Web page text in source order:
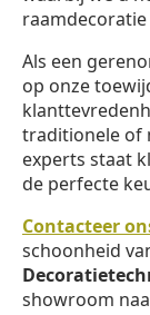
Als een
op onze
traditionele of
experts staat
de perfecte
Contacteer
schoonheid
showroom